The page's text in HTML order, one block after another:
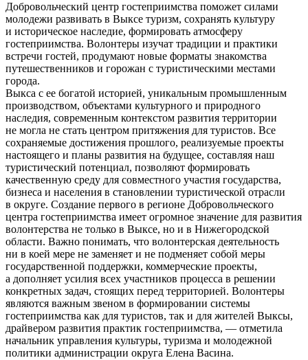
Добровольческий центр гостеприимства поможет силами
молодежи развивать в Выксе туризм, сохранять культуру
и историческое наследие, формировать атмосферу
гостеприимства. Волонтеры изучат традиции и практики
встречи гостей, продумают новые форматы знакомства
путешественников и горожан с туристическими местами
города.
Выкса с ее богатой историей, уникальным промышленным
производством, объектами культурного и природного
наследия, современным контекстом развития территории
не могла не стать центром притяжения для туристов. Все
сохраняемые достижения прошлого, реализуемые проекты
настоящего и планы развития на будущее, составляя наш
туристический потенциал, позволяют формировать
качественную среду для совместного участия государства,
бизнеса и населения в становлении туристической отрасли
в округе. Создание первого в регионе Добровольческого
центра гостеприимства имеет огромное значение для развития
волонтерства не только в Выксе, но и в Нижегородской
области. Важно понимать, что волонтерская деятельность
ни в коей мере не заменяет и не подменяет собой меры
государственной поддержки, коммерческие проекты,
а дополняет усилия всех участников процесса в решении
конкретных задач, стоящих перед территорией. Волонтеры
являются важным звеном в формировании системы
гостеприимства как для туристов, так и для жителей Выксы,
драйвером развития практик гостеприимства, — отметила
начальник управления культуры, туризма и молодежной
политики администрации округа Елена Васина.